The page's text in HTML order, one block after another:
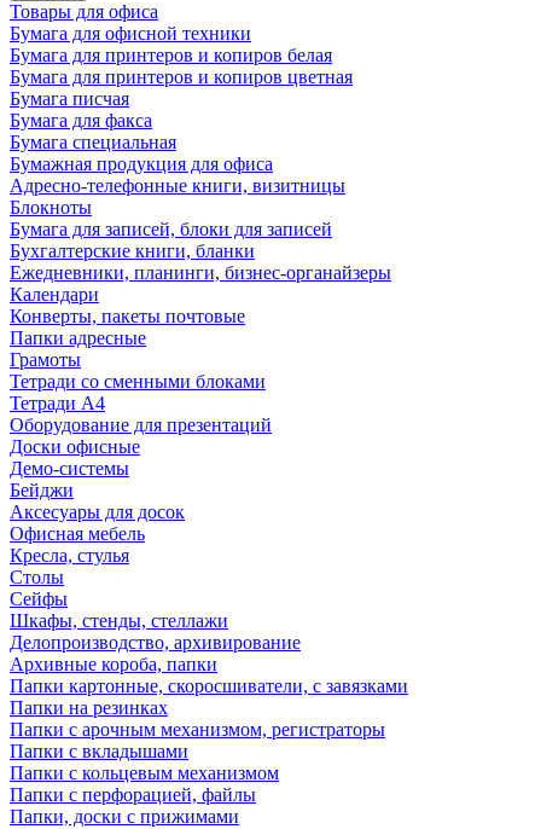
Товары для офиса
Бумага для офисной техники
Бумага для принтеров и копиров белая
Бумага для принтеров и копиров цветная
Бумага писчая
Бумага для факса
Бумага специальная
Бумажная продукция для офиса
Адресно-телефонные книги, визитницы
Блокноты
Бумага для записей, блоки для записей
Бухгалтерские книги, бланки
Ежедневники, планинги, бизнес-органайзеры
Календари
Конверты, пакеты почтовые
Папки адресные
Грамоты
Тетради со сменными блоками
Тетради А4
Оборудование для презентаций
Доски офисные
Демо-системы
Бейджи
Аксесуары для досок
Офисная мебель
Кресла, стулья
Столы
Сейфы
Шкафы, стенды, стеллажи
Делопроизводство, архивирование
Архивные короба, папки
Папки картонные, скоросшиватели, с завязками
Папки на резинках
Папки с арочным механизмом, регистраторы
Папки с вкладышами
Папки с кольцевым механизмом
Папки с перфорацией, файлы
Папки, доски с прижимами